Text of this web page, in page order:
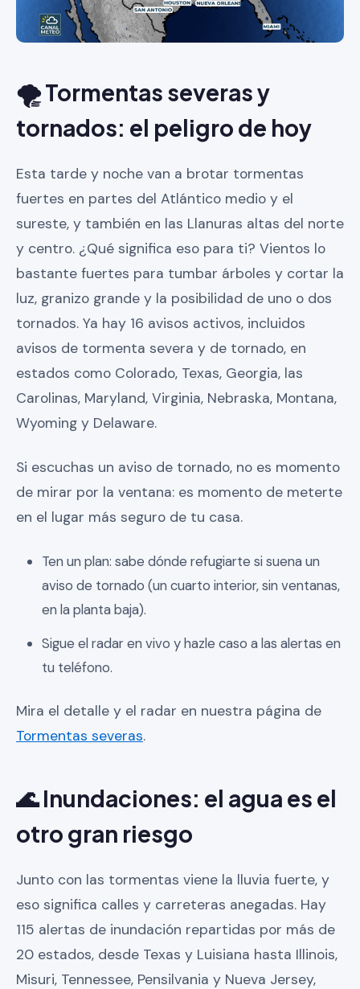
🌪️ Tormentas severas y
tornados: el peligro de hoy
Esta tarde y noche van a brotar tormentas
fuertes en partes del Atlántico medio y el
sureste, y también en las Llanuras altas del norte
y centro. ¿Qué significa eso para ti? Vientos lo
bastante fuertes para tumbar árboles y cortar la
luz, granizo grande y la posibilidad de uno o dos
tornados. Ya hay 16 avisos activos, incluidos
avisos de tormenta severa y de tornado, en
estados como Colorado, Texas, Georgia, las
Carolinas, Maryland, Virginia, Nebraska, Montana,
Wyoming y Delaware.
Si escuchas un aviso de tornado, no es momento
de mirar por la ventana: es momento de meterte
en el lugar más seguro de tu casa.
Ten un plan: sabe dónde refugiarte si suena un
aviso de tornado (un cuarto interior, sin ventanas,
en la planta baja).
Sigue el radar en vivo y hazle caso a las alertas en
tu teléfono.
Mira el detalle y el radar en nuestra página de
Tormentas severas.
🌊 Inundaciones: el agua es el
otro gran riesgo
Junto con las tormentas viene la lluvia fuerte, y
eso significa calles y carreteras anegadas. Hay
115 alertas de inundación repartidas por más de
20 estados, desde Texas y Luisiana hasta Illinois,
Misuri, Tennessee, Pensilvania y Nueva Jersey,